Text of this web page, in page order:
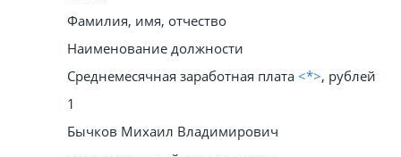
Фамилия, имя, отчество
Наименование должности
Среднемесячная заработная плата <*>, рублей
1
Бычков Михаил Владимирович